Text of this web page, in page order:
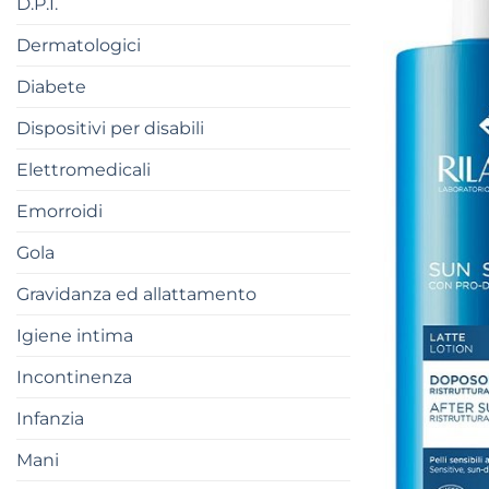
Dermatologici
Diabete
Dispositivi per disabili
Elettromedicali
Emorroidi
Gola
Gravidanza ed allattamento
Igiene intima
Incontinenza
Infanzia
Mani